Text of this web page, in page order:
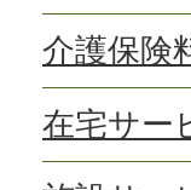
介護保険
在宅サー